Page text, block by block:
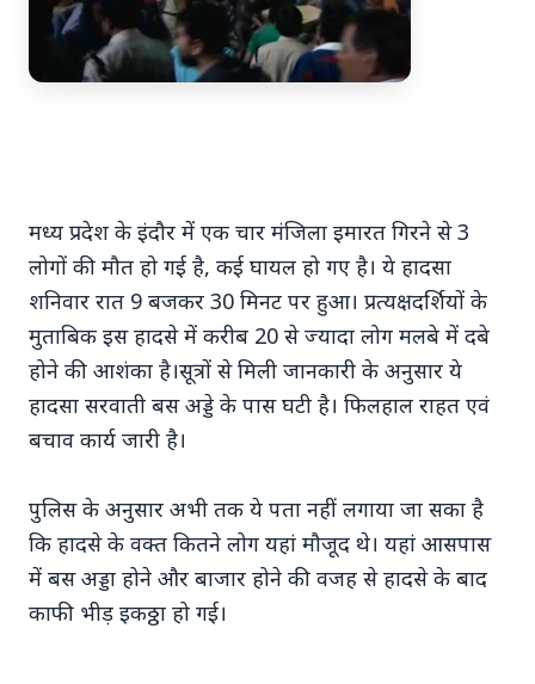
अंशुल कुंचा कौन थे? अमेरिका में
'फर्जी' पिज्जा ऑर्डर डिलीवर करते हुए
भारतीय युवक की गोली मारकर हत्या, परिवार का
आरोप - "ट्रैप था" एक चौंकान...
Read Full Story
Top Stories
TOP STORIES
मध्य प्रदेश के इंदौर में एक चार मंजिला इमारत गिरने से 3
लोगों की मौत हो गई है, कई घायल हो गए है। ये हादसा
शनिवार रात 9 बजकर 30 मिनट पर हुआ। प्रत्यक्षदर्शियों के
मुताबिक इस हादसे में करीब 20 से ज्यादा लोग मलबे में दबे
होने की आशंका है।सूत्रों से मिली जानकारी के अनुसार ये
हादसा सरवाती बस अड्डे के पास घटी है। फिलहाल राहत एवं
बचाव कार्य जारी है।
पुलिस के अनुसार अभी तक ये पता नहीं लगाया जा सका है
कि हादसे के वक्त कितने लोग यहां मौजूद थे। यहां आसपास
में बस अड्डा होने और बाजार होने की वजह से हादसे के बाद
काफी भीड़ इकठ्ठा हो गई।